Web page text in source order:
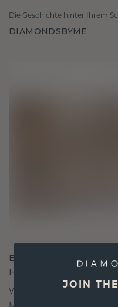
Die Geschichte hinter Ihrem
DIAMONDSBYME
ETHISCH
HERGESTELLT
Wir wählen nur die
JOIN